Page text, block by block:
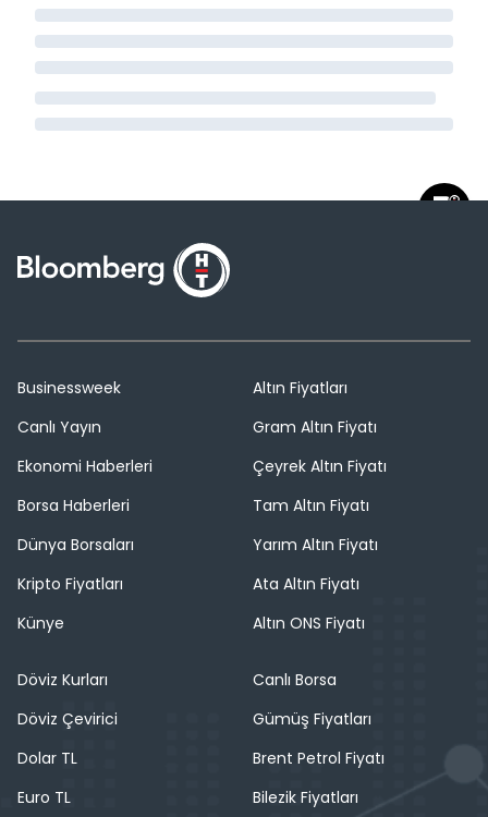
Businessweek
Canlı Yayın
Ekonomi Haberleri
Borsa Haberleri
Dünya Borsaları
Kripto Fiyatları
Künye
Altın Fiyatları
Gram Altın Fiyatı
Çeyrek Altın Fiyatı
Tam Altın Fiyatı
Yarım Altın Fiyatı
Ata Altın Fiyatı
Altın ONS Fiyatı
Döviz Kurları
Döviz Çevirici
Dolar TL
Euro TL
Canlı Borsa
Gümüş Fiyatları
Brent Petrol Fiyatı
Bilezik Fiyatları